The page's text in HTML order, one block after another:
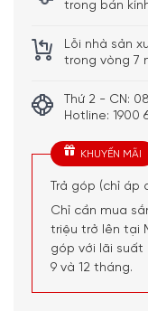
–
– An
–
–
–
Kích thước –
–
–
–
cm –
–
trong bán
Lỗi nhà sản
trong vòng 7
Thứ 2 - CN:
Hotline: 1900
KHUYẾN MÃI
Trả góp (chỉ áp
Chỉ cần mua
triệu trở lên tại
góp với lãi suất
9 và 12 tháng.